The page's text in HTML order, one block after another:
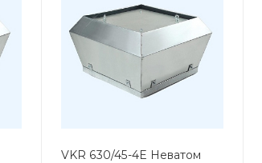
VKR 630/45-4E Неватом